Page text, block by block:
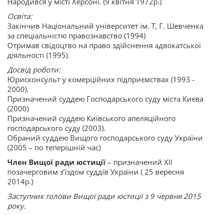
Освіта:
Закінчив Національний університет ім. Т, Г. Шевченка
за спеціальністю правознавство (1994)
Отримав свідоцтво на право здійснення адвокатської
діяльності (1995).
Досвід роботи:
Юрисконсульт у комерційних підприємствах (1993 -
2000).
Призначений суддею Господарського суду міста Києва
(2000)
Призначений суддею Київського апеляційного
господарського суду (2003).
Обраний суддею Вищого господарського суду України
(2005 – по теперішній час)
Член Вищої ради юстиції – призначений ХІІ
позачерговим з’їздом суддів України ( 25 вересня
2014р.)
Заступник голови Вищої ради юстиції з 9 червня 2015
року.